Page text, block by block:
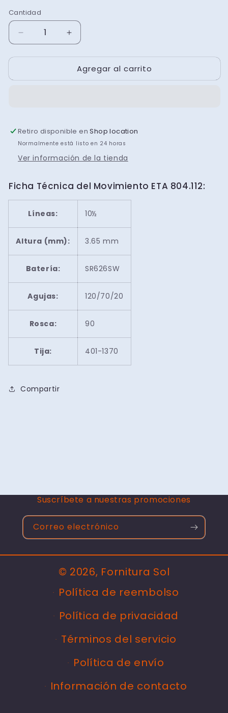
Cantidad
Reducir
cantidad
para
ESA
Aumentar
cantidad
para
Movimiento
ESA
Agregar al carrito
Retiro disponible enShop location
Normalmente está listo en 24 horas
Ver información de la tienda
Ficha Técnica del Movimiento ETA 804.112:
Líneas: 10½
Altura (mm): 3.65 mm
Batería: SR626SW
Agujas: 120/70/20
Rosca: 90
Tija: 401-1370
Compartir
Suscríbete a nuestras promociones
Correo electrónico
© 2026, Fornitura Sol
Política de reembolso
Política de privacidad
Términos del servicio
Política de envío
Información de contacto